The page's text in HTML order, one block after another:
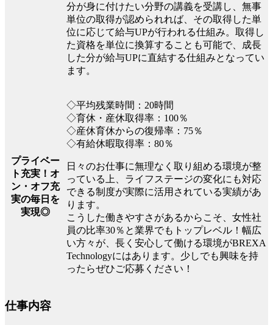
分が身に付けたい分野の講義を受講し、無事
単位の取得が認められれば、その取得した単
位に応じて給与UPが行われる仕組み。取得し
た資格を単位に換算することも可能で、成長
した分が給与UPに直結する仕組みとなってい
ます。
プライベー
ト充実！オ
ン・オフ充
実の毎日を
実現◎
◇平均残業時間：20時間
◇育休・産休取得率：100％
◇産休育休からの復帰率：75％
◇有給休暇取得率：80％
日々のお仕事に無理なく取り組める環境が整
っている上、ライフステージの変化にも対応
できる制度が実際に活用されている実績があ
ります。
こうした働きやすさがあるからこそ、女性社
員の比率30％と業界でもトップレベル！幅広
い方々が、長く安心して働ける環境がBREXA
Technologyにはあります。少しでも興味を持
ったらぜひご応募ください！
仕事内容